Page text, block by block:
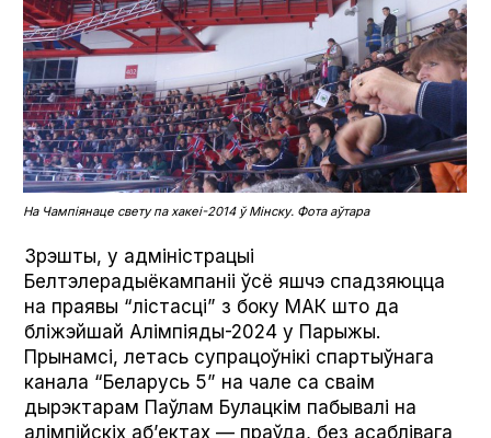
На Чампіянаце свету па хакеі-2014 ў Мінску. Фота аўтара
Зрэшты, у адміністрацыі
Белтэлерадыёкампаніі ўсё яшчэ спадзяюцца
на праявы “лістасці” з боку МАК што да
бліжэйшай Алімпіяды-2024 у Парыжы.
Прынамсі, летась супрацоўнікі спартыўнага
канала “Беларусь 5” на чале са сваім
дырэктарам Паўлам Булацкім пабывалі на
алімпійскіх аб’ектах — праўда, без асаблівага